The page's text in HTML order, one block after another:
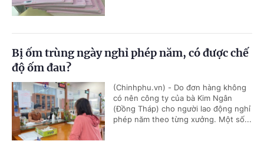
Bị ốm trùng ngày nghỉ phép năm, có được chế
độ ốm đau?
(Chinhphu.vn) - Do đơn hàng không
có nên công ty của bà Kim Ngân
(Đồng Tháp) cho người lao động nghỉ
phép năm theo từng xưởng. Một số...